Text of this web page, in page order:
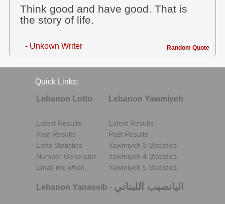
Think good and have good. That is
the story of life.
- Unkown Writer Random Quote
Quick Links:
Lebanon Lotto
Latest Results
Past Results
Lotto Statistics
Number Generator
Email me when..
Lebanon Yawmiyeh
Latest Results
Past Results
Yawmiyeh 3 Statistics
Yawmiyeh 4 Statistics
Yawmiyeh 5 Statistics
Lebanon Yanassib - اليانصيب اللبناني